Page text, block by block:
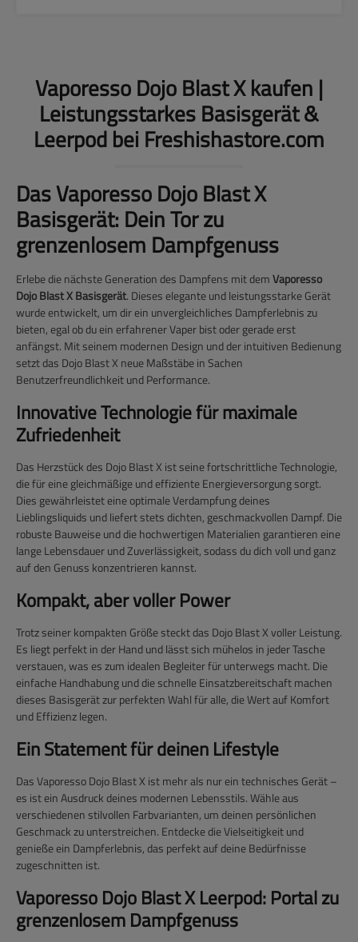
Vaporesso Dojo Blast X kaufen |
Leistungsstarkes Basisgerät &
Leerpod bei Freshishastore.com
Das Vaporesso Dojo Blast X
Basisgerät: Dein Tor zu
grenzenlosem Dampfgenuss
Erlebe die nächste Generation des Dampfens mit demVaporesso
Dojo Blast X Basisgerät. Dieses elegante und leistungsstarke Gerät
wurde entwickelt, um dir ein unvergleichliches Dampferlebnis zu
bieten, egal ob du ein erfahrener Vaper bist oder gerade erst
anfängst. Mit seinem modernen Design und der intuitiven Bedienung
setzt das Dojo Blast X neue Maßstäbe in Sachen
Benutzerfreundlichkeit und Performance.
Innovative Technologie für maximale
Zufriedenheit
Das Herzstück des Dojo Blast X ist seine fortschrittliche Technologie,
die für eine gleichmäßige und effiziente Energieversorgung sorgt.
Dies gewährleistet eine optimale Verdampfung deines
Lieblingsliquids und liefert stets dichten, geschmackvollen Dampf. Die
robuste Bauweise und die hochwertigen Materialien garantieren eine
lange Lebensdauer und Zuverlässigkeit, sodass du dich voll und ganz
auf den Genuss konzentrieren kannst.
Kompakt, aber voller Power
Trotz seiner kompakten Größe steckt das Dojo Blast X voller Leistung.
Es liegt perfekt in der Hand und lässt sich mühelos in jeder Tasche
verstauen, was es zum idealen Begleiter für unterwegs macht. Die
einfache Handhabung und die schnelle Einsatzbereitschaft machen
dieses Basisgerät zur perfekten Wahl für alle, die Wert auf Komfort
und Effizienz legen.
Ein Statement für deinen Lifestyle
Das Vaporesso Dojo Blast X ist mehr als nur ein technisches Gerät –
es ist ein Ausdruck deines modernen Lebensstils. Wähle aus
verschiedenen stilvollen Farbvarianten, um deinen persönlichen
Geschmack zu unterstreichen. Entdecke die Vielseitigkeit und
genieße ein Dampferlebnis, das perfekt auf deine Bedürfnisse
zugeschnitten ist.
Vaporesso Dojo Blast X Leerpod: Portal zu
grenzenlosem Dampfgenuss